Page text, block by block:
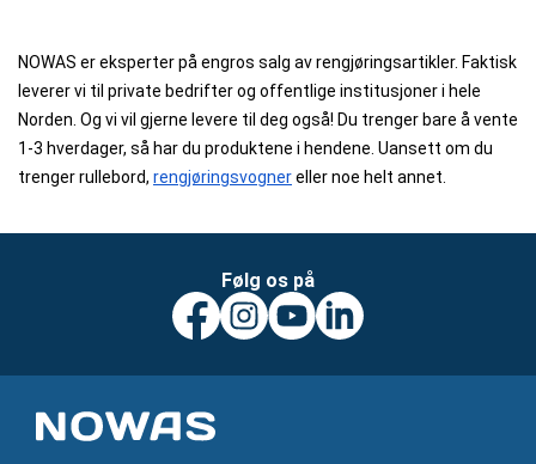
NOWAS er eksperter på engros salg av rengjøringsartikler. Faktisk
leverer vi til private bedrifter og offentlige institusjoner i hele
Norden. Og vi vil gjerne levere til deg også! Du trenger bare å vente
1-3 hverdager, så har du produktene i hendene. Uansett om du
trenger rullebord, rengjøringsvognereller noe helt annet.
Følg os på